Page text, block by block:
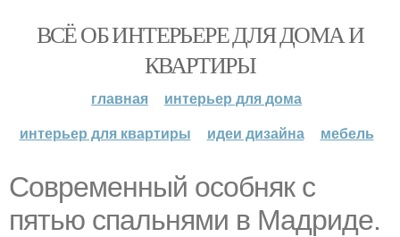
ВСЁ ОБ ИНТЕРЬЕРЕ ДЛЯ ДОМА И
КВАРТИРЫ
главная
интерьер для дома
интерьер для квартиры
идеи дизайна мебель
Современный особняк с
пятью спальнями в Мадриде.